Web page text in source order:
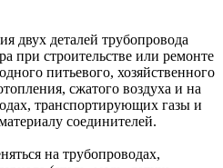
двух деталей трубопровода
при строительстве или ремонте
питьевого, хозяйственного
сжатого воздуха и на
транспортирующих газы и
соединителей.
на трубопроводах,